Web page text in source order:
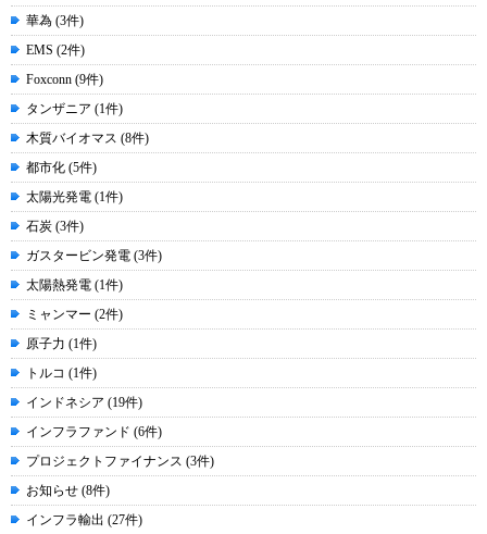
華為 (3件)
EMS (2件)
Foxconn (9件)
タンザニア (1件)
木質バイオマス (8件)
都市化 (5件)
太陽光発電 (1件)
石炭 (3件)
ガスタービン発電 (3件)
太陽熱発電 (1件)
ミャンマー (2件)
原子力 (1件)
トルコ (1件)
インドネシア (19件)
インフラファンド (6件)
プロジェクトファイナンス (3件)
お知らせ (8件)
インフラ輸出 (27件)